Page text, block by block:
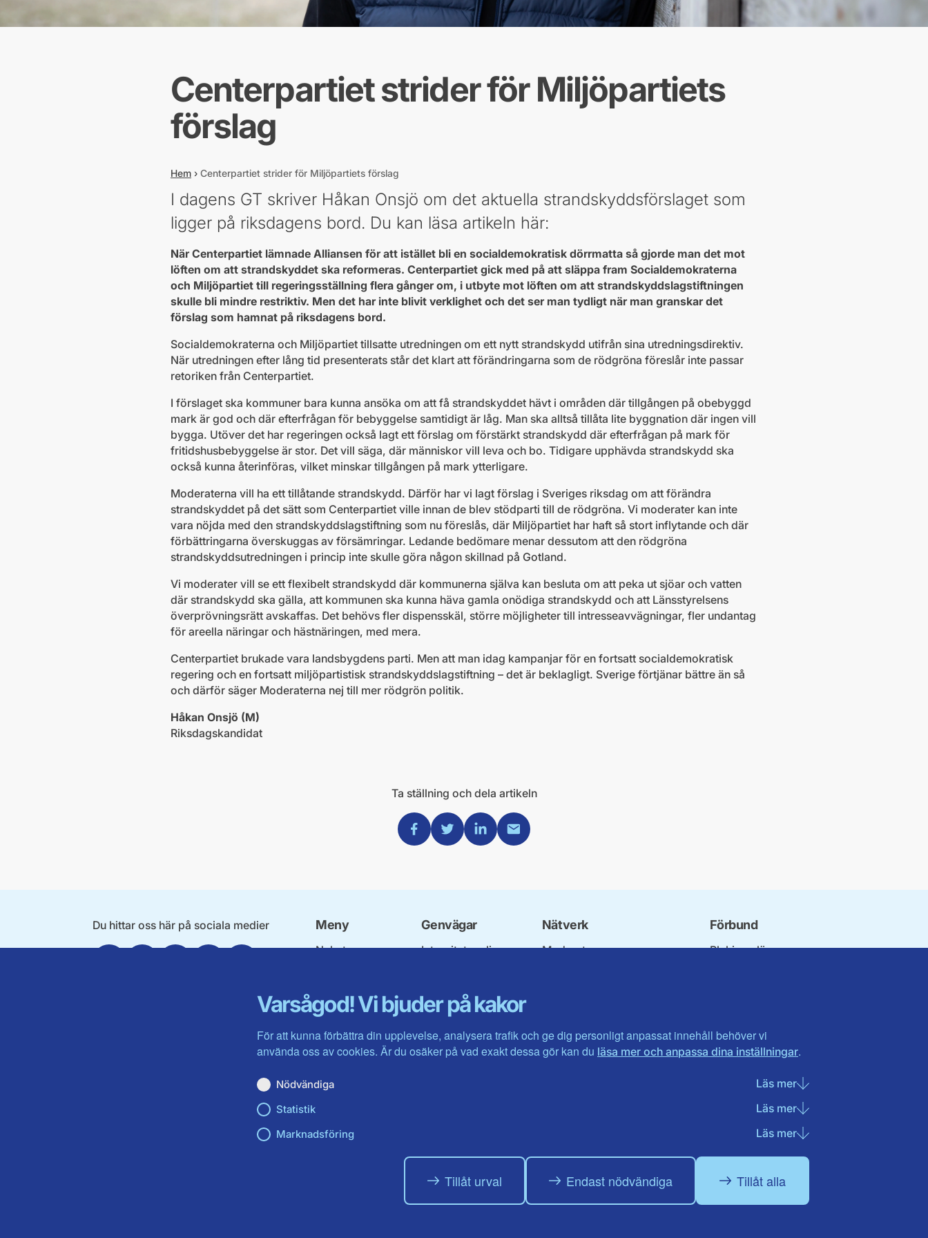
Varsågod! Vi bjuder på kakor
För att kunna förbättra din upplevelse, analysera trafik och ge dig personligt anpassat innehåll behöver vi
använda oss av cookies. Är du osäker på vad exakt dessa gör kan du läsa mer och anpassa dina inställningar.
Nödvändiga Läs merom Nödvändiga cookies
Statistik Läs merom Statistik cookies
Marknadsföring Läs merom Marknadsföring
Tillåt urval Endast nödvändiga Tillåt alla
Centerpartiet strider för Miljöpartiets
förslag
Hem › Centerpartiet strider för Miljöpartiets förslag
I dagens GT skriver Håkan Onsjö om det aktuella strandskyddsförslaget som
ligger på riksdagens bord. Du kan läsa artikeln här:
När Centerpartiet lämnade Alliansen för att istället bli en socialdemokratisk dörrmatta så gjorde man det mot
löften om att strandskyddet ska reformeras. Centerpartiet gick med på att släppa fram Socialdemokraterna
och Miljöpartiet till regeringsställning flera gånger om, i utbyte mot löften om att strandskyddslagstiftningen
skulle bli mindre restriktiv. Men det har inte blivit verklighet och det ser man tydligt när man granskar det
förslag som hamnat på riksdagens bord.
Socialdemokraterna och Miljöpartiet tillsatte utredningen om ett nytt strandskydd utifrån sina utredningsdirektiv.
När utredningen efter lång tid presenterats står det klart att förändringarna som de rödgröna föreslår inte passar
retoriken från Centerpartiet.
I förslaget ska kommuner bara kunna ansöka om att få strandskyddet hävt i områden där tillgången på obebyggd
mark är god och där efterfrågan för bebyggelse samtidigt är låg. Man ska alltså tillåta lite byggnation där ingen vill
bygga. Utöver det har regeringen också lagt ett förslag om förstärkt strandskydd där efterfrågan på mark för
fritidshusbebyggelse är stor. Det vill säga, där människor vill leva och bo. Tidigare upphävda strandskydd ska
också kunna återinföras, vilket minskar tillgången på mark ytterligare.
Moderaterna vill ha ett tillåtande strandskydd. Därför har vi lagt förslag i Sveriges riksdag om att förändra
strandskyddet på det sätt som Centerpartiet ville innan de blev stödparti till de rödgröna. Vi moderater kan inte
vara nöjda med den strandskyddslagstiftning som nu föreslås, där Miljöpartiet har haft så stort inflytande och där
förbättringarna överskuggas av försämringar. Ledande bedömare menar dessutom att den rödgröna
strandskyddsutredningen i princip inte skulle göra någon skillnad på Gotland.
Vi moderater vill se ett flexibelt strandskydd där kommunerna själva kan besluta om att peka ut sjöar och vatten
där strandskydd ska gälla, att kommunen ska kunna häva gamla onödiga strandskydd och att Länsstyrelsens
överprövningsrätt avskaffas. Det behövs fler dispensskäl, större möjligheter till intresseavvägningar, fler undantag
för areella näringar och hästnäringen, med mera.
Centerpartiet brukade vara landsbygdens parti. Men att man idag kampanjar för en fortsatt socialdemokratisk
regering och en fortsatt miljöpartistisk strandskyddslagstiftning – det är beklagligt. Sverige förtjänar bättre än så
och därför säger Moderaterna nej till mer rödgrön politik.
Håkan Onsjö (M)
Riksdagskandidat
Ta ställning och dela artikeln
Dela via Facebook
Dela via Twitter
Dela via Linkedin
Dela via Mail
Du hittar oss här på sociala medier
FacebookTwitterInstagramLinkedinYoutube
Meny
Nyheter
Kontakta oss
Genvägar
Integritetspolicy
Intranätet
Nätverk
Moderata
Jarl Hjalmarson
Stiftelsen
Företagarrådet
Förbund
Blekinge län
Visa fler ...